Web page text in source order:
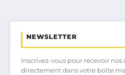
NEWSLETTER
Inscrivez-vous pour recevoir
directement dans votre boîte